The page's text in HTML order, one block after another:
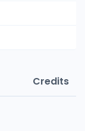
Credits